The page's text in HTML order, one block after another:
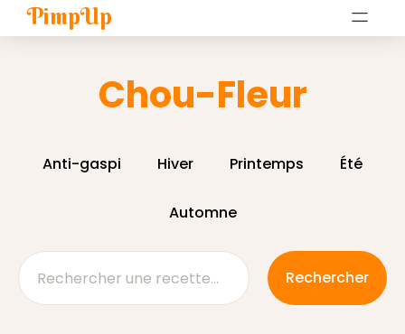
PimpUp
Chou-Fleur
Anti-gaspi Hiver Printemps Été
Automne